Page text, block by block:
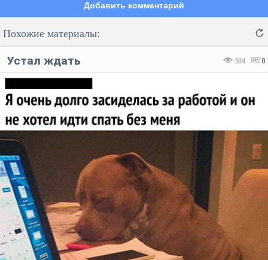
Добавить комментарий
Похожие материалы:
384 0
Устал ждать